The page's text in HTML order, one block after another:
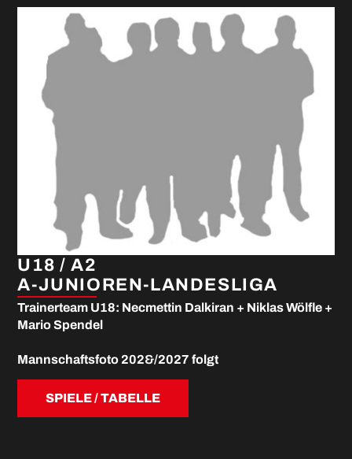
U18 / A2
A-JUNIOREN-LANDESLIGA
Trainerteam U18: Necmettin Dalkiran + Niklas Wölfle +
Mario Spendel
Mannschaftsfoto 202&/2027 folgt
SPIELE / TABELLE